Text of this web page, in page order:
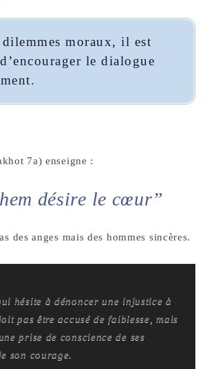
dilemmes moraux, il est
le dialogue
7a) enseigne :
désire le cœur”
des anges mais des hommes sincères.
hésite à dénoncer une injustice à
pas être accusé de faiblesse, mais
prise de conscience de ses
son courage.